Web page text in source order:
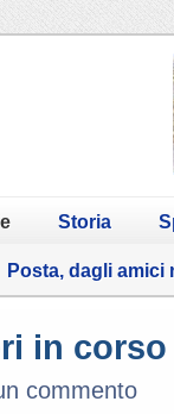
Storia
Posta, dagli amici
in corso
commento